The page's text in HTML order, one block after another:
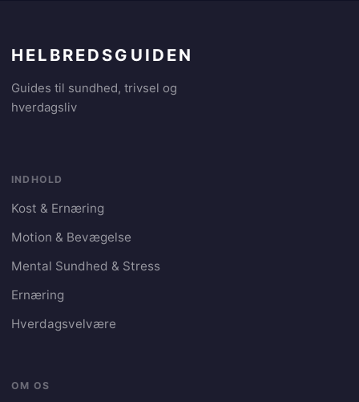
HELBREDSGUIDEN
Guides til sundhed, trivsel og
hverdagsliv
INDHOLD
Kost & Ernæring
Motion & Bevægelse
Mental Sundhed & Stress
Ernæring
Hverdagsvelvære
OM OS